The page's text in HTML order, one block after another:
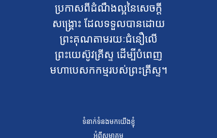
ប្រកាសពីដំណឹងល្អនៃសេចក្ដី
សង្គ្រោះ ដែលទទួលបានដោយ
ព្រះគុណតាមរយៈជំនឿលើ
ព្រះយេស៊ូវគ្រីស្ទ ដើម្បីបំពេញ
មហាបេសកកម្មរបស់ព្រះគ្រីស្ទ។
ទំនាក់ទំនងមកយើងខ្ញុំ
អំពីសមាគម